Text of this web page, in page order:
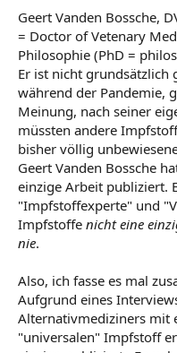
Top-Virologe warnt vor
„Wir werden einen
Massenimpfkampagne
und Impfentwickler. Er
Impfkampagnen
GASTBEITRAG
reitschuster.de
Geert Vanden Bossche,
= Doctor of Vetenary
Philosophie (PhD =
Er ist nicht grundsätzlich
während der Pandemie,
Meinung, nach seiner
müssten andere
bisher völlig
Geert Vanden Bossche
einzige Arbeit publiziert.
"Impfstoffexperte" und
Impfstoffe nicht eine
nie.
Also, ich fasse es mal
Aufgrund eines
Alternativmediziners mit
"universalen" Impfstoff